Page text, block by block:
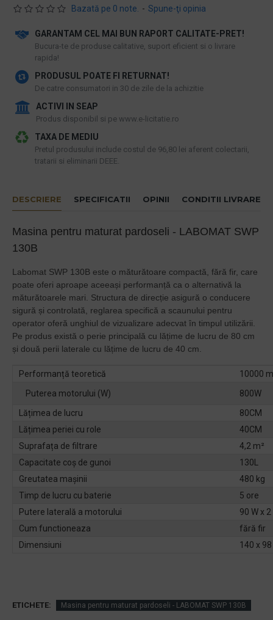
Bazată pe 0 note. - Spune-ţi opinia
GARANTAM CEL MAI BUN RAPORT CALITATE-PRET!
​Bucura-te de produse calitative, suport eficient si o livrare
rapida!
PRODUSUL POATE FI RETURNAT!
De catre consumatori in 30 de zile de la achizitie
ACTIVI IN SEAP
Produs disponibil si pe www.e-licitatie.ro
TAXA DE MEDIU
Pretul produsului include costul de 96,80 lei aferent colectarii,
tratarii si eliminarii DEEE.
DESCRIERE SPECIFICATII OPINII CONDITII LIVRARE
Masina pentru maturat pardoseli - LABOMAT SWP
130B
Labomat SWP 130B este o măturătoare compactă, fără fir, care
poate oferi aproape aceeași performanță ca o alternativă la
măturătoarele mari. Structura de direcție asigură o conducere
sigură și controlată, reglarea specifică a scaunului pentru
operator oferă unghiul de vizualizare adecvat în timpul utilizării.
Pe produs există o perie principală cu lățime de lucru de 80 cm
și două perii laterale cu lățime de lucru de 40 cm.
Performanță teoretică
10000
Puterea motorului (W)
800W
Lățimea de lucru
80CM
Lățimea periei cu role
40CM
Suprafața de filtrare
4,2 m²
Capacitate coș de gunoi
130L
Greutatea mașinii
480 kg
Timp de lucru cu baterie
5 ore
Putere laterală a motorului
90 W x 2
Cum functioneaza
fără fir
Dimensiuni
140 x
ETICHETE: Masina pentru maturat pardoseli - LABOMAT SWP 130B